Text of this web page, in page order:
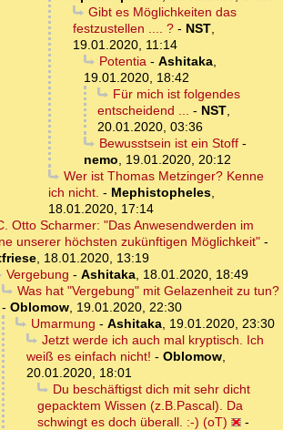
Gibt es Möglichkeiten das
festzustellen .... ? - NST,
19.01.2020, 11:14
Potentia- Ashitaka,
19.01.2020, 18:42
Für mich ist folgendes
entscheidend ... - NST,
20.01.2020, 03:36
Bewusstsein ist ein Stoff-
nemo, 19.01.2020, 20:12
Wer ist Thomas Metzinger? Kenne
ich nicht. - Mephistopheles,
18.01.2020, 17:14
Otto Scharmer: "Das Anwesendwerden im
unserer höchsten zukünftigen Möglichkeit" -
, 18.01.2020, 13:19
Vergebung - Ashitaka, 18.01.2020, 18:49
Was hat "Vergebung" mit Gelazenheit zu tun?
- Oblomow, 19.01.2020, 22:30
Umarmung - Ashitaka, 19.01.2020, 23:30
Jetzt werde ich auch mal kryptisch. Ich
weiß es einfach nicht! - Oblomow,
20.01.2020, 18:01
Du beschäftigst dich mit sehr dicht
gepacktem Wissen (z.B.Pascal). Da
schwingt es doch überall. :-) (oT)
-